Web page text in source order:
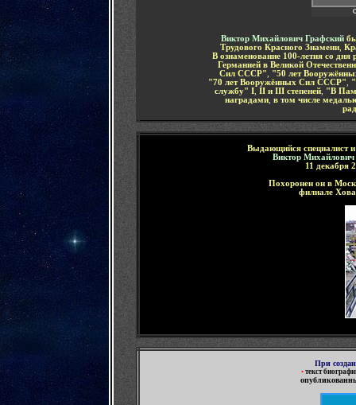
Виктор Михайлович Графский
Трудового Красного Знамени,
В ознаменование 100-летия со
Германией в Великой
Сил СССР"
"50 лет
"70 лет Вооружённых Сил СССР"
службу" I II и III степеней
"В
наградами, в том числе
Выдающийся специалист и
Виктор Михайлович
11 декабря
Похоронен он в
филиале
При
• текст